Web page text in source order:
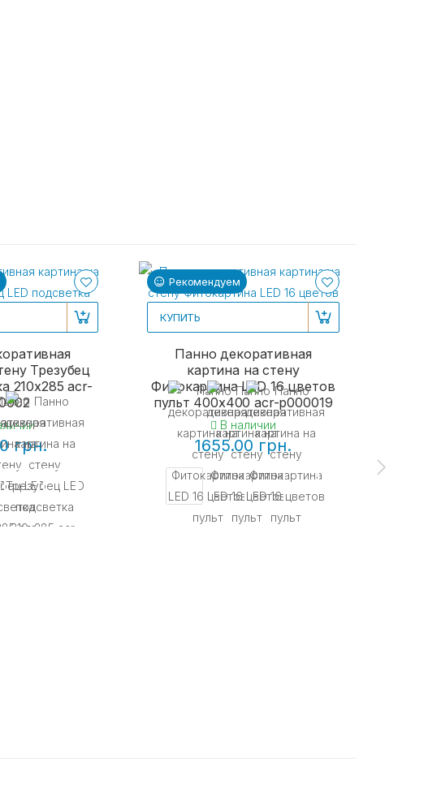
Трезубец
210x285 acr-
грн.
Рекомендуем
КУПИТЬ
Панно декоративная
картина на стену
Фитокартина LED 16 цветов
пульт 400x400 acr-p000019
В наличии
1655.00 грн.